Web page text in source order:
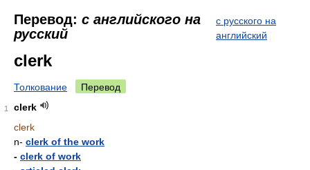
Перевод: с английского на
русский
с русского на
английский
clerk
Толкование Перевод
1
clerk
clerk
n- clerk of the work
- clerk of work